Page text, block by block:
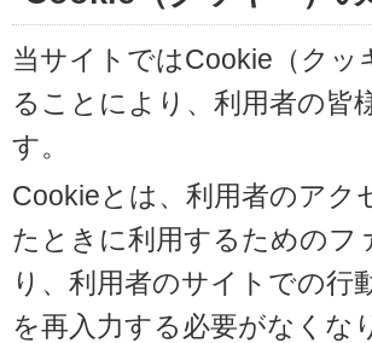
当サイトではCookie（ク
ることにより、利用者の皆
す。
Cookieとは、利用者のアク
たときに利用するための
り、利用者のサイトでの行
を再入力する必要がなくな